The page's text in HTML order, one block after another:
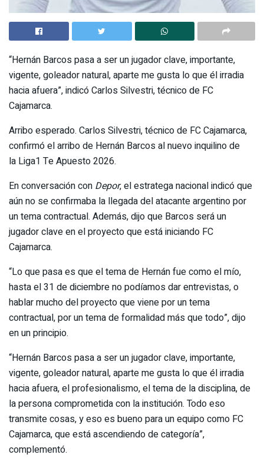
“Hernán Barcos pasa a ser un jugador clave, importante,
vigente, goleador natural, aparte me gusta lo que él irradia
hacia afuera”, indicó Carlos Silvestri, técnico de FC
Cajamarca.
Arribo esperado. Carlos Silvestri, técnico de FC Cajamarca,
confirmó el arribo de Hernán Barcos al nuevo inquilino de
la Liga1 Te Apuesto 2026.
En conversación con Depor, el estratega nacional indicó que
aún no se confirmaba la llegada del atacante argentino por
un tema contractual. Además, dijo que Barcos será un
jugador clave en el proyecto que está iniciando FC
Cajamarca.
“Lo que pasa es que el tema de Hernán fue como el mío,
hasta el 31 de diciembre no podíamos dar entrevistas, o
hablar mucho del proyecto que viene por un tema
contractual, por un tema de formalidad más que todo”, dijo
en un principio.
“Hernán Barcos pasa a ser un jugador clave, importante,
vigente, goleador natural, aparte me gusta lo que él irradia
hacia afuera, el profesionalismo, el tema de la disciplina, de
la persona comprometida con la institución. Todo eso
transmite cosas, y eso es bueno para un equipo como FC
Cajamarca, que está ascendiendo de categoría”,
complementó.